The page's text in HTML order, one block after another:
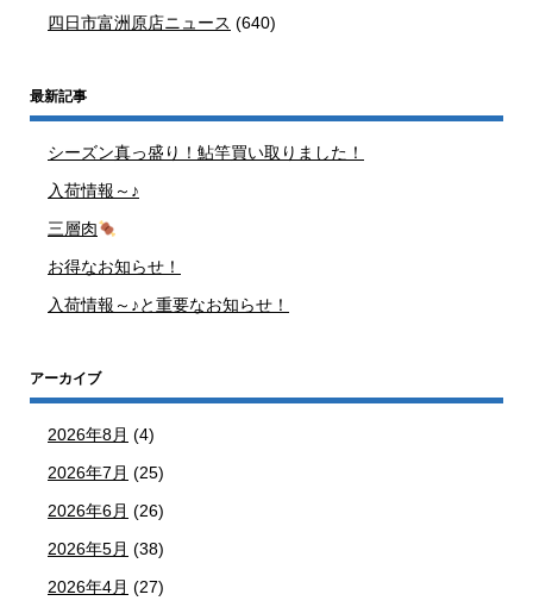
四日市富洲原店ニュース (640)
最新記事
シーズン真っ盛り！鮎竿買い取りました！
入荷情報～♪
三層肉
お得なお知らせ！
入荷情報～♪と重要なお知らせ！
アーカイブ
2026年8月 (4)
2026年7月 (25)
2026年6月 (26)
2026年5月 (38)
2026年4月 (27)